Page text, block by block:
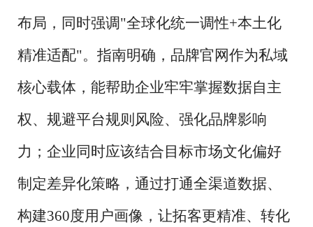
布局，同时强调"全球化统一调性+本土化
精准适配"。指南明确，品牌官网作为私域
核心载体，能帮助企业牢牢掌握数据自主
权、规避平台规则风险、强化品牌影响
力；企业同时应该结合目标市场文化偏好
制定差异化策略，通过打通全渠道数据、
构建360度用户画像，让拓客更精准、转化